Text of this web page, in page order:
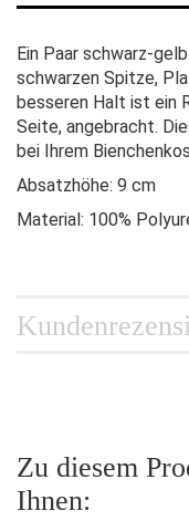
Ein Paar schwarz-
schwarzen Spitze,
besseren Halt ist ein
Seite, angebracht.
bei Ihrem
Absatzhöhe: 9 cm
Material: 100%
Zu diesem
Ihnen: